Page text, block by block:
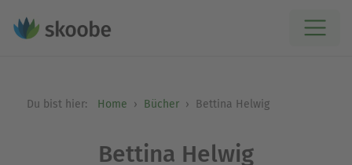
Du bist hier: Home Bücher Bettina Helwig
Bettina Helwig